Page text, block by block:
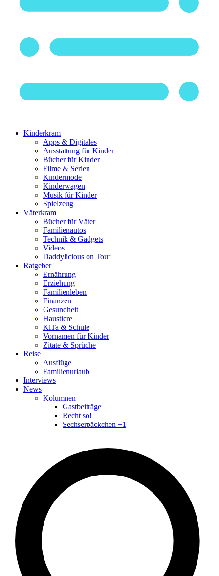
Kinderkram
Apps & Digitales
Ausstattung für Kinder
Bücher für Kinder
Filme & Serien
Kindermode
Kinderwagen
Musik für Kinder
Spielzeug
Väterkram
Bücher für Väter
Familienautos
Technik & Gadgets
Videos
Daddylicious on Tour
Ratgeber
Ernährung
Erziehung
Familienleben
Finanzen
Gesundheit
Haustiere
KiTa & Schule
Vornamen für Kinder
Zitate & Sprüche
Reise
Ausflüge
Familienurlaub
Interviews
News
Kolumnen
Gastbeiträge
Recht so!
Sechserpäckchen +1